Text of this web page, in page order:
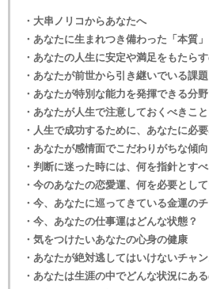
・大串ノリコからあなたへ
・あなたに生まれつき備わった「本質」
・あなたの人生に安定や満足をもたら
・あなたが前世から引き継いでいる課題
・あなたが特別な能力を発揮できる分野
・あなたが人生で注意しておくべきこと
・人生で成功するために、あなたに必
・あなたが感情面でこだわりがちな傾向
・判断に迷った時には、何を指針とすべ
・今のあなたの恋愛運、何を必要として
・今、あなたに巡ってきている金運の
・今、あなたの仕事運はどんな状態？
・気をつけたいあなたの心身の健康
・あなたが絶対逃してはいけないチャ
・あなたは生涯の中でどんな状況にあ